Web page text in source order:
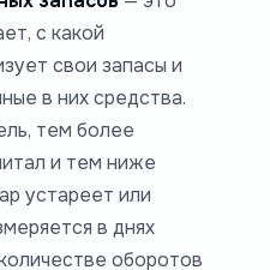
с какой
свои запасы и
в них средства.
тем более
и тем ниже
устареет или
в днях
оборотов